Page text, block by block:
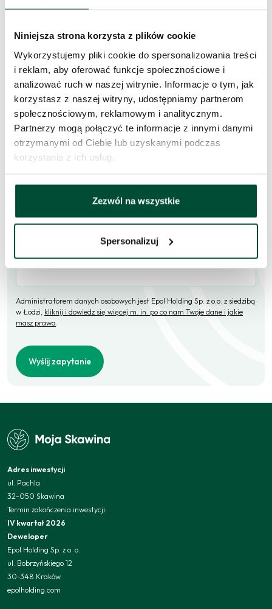
Niniejsza strona korzysta z plików cookie
Wykorzystujemy pliki cookie do spersonalizowania treści
i reklam, aby oferować funkcje społecznościowe i
analizować ruch w naszej witrynie. Informacje o tym, jak
korzystasz z naszej witryny, udostępniamy partnerom
społecznościowym, reklamowym i analitycznym.
Partnerzy mogą połączyć te informacje z innymi danymi
otrzymanymi od Ciebie lub uzyskanymi podczas
korzystania z ich usług.
Zezwól na wszystkie
Spersonalizuj
Zapytaj o to
mieszkanie
Skorzystaj z formularza i przekaż naszym doradcom prośbę o
kontakt w sprawie tego mieszkania.
Skontaktujemy się w przeciągu 1 dnia roboczego.
Imię i nazwisko
Administratorem danych osobowych jest Epol Holding Sp. z o.o. z siedzibą
w Łodzi, kliknij i dowiedz się więcej m. in. po co nam Twoje dane i jakie
masz prawa.
Wyślij zapytanie
Adres inwestycji
ul. Pachla
32-050 Skawina
Termin zakończenia inwestycji:
IV kwartał 2026
Deweloper
Epol Holding Sp. z o. o.
ul. Bobrzyńskiego 12
30-348 Kraków
epolholding.com